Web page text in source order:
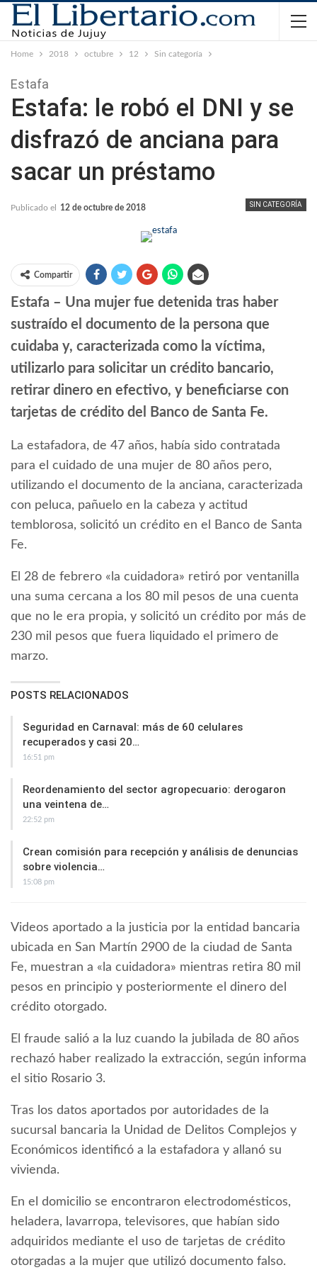
Home 2018 octubre 12 Sin categoría
Estafa
Estafa: le robó el DNI y se
disfrazó de anciana para
sacar un préstamo
SIN CATEGORÍA
Publicado el 12 de octubre de 2018
Compartir
Estafa – Una mujer fue detenida tras haber
sustraído el documento de la persona que
cuidaba y, caracterizada como la víctima,
utilizarlo para solicitar un crédito bancario,
retirar dinero en efectivo, y beneficiarse con
tarjetas de crédito del Banco de Santa Fe.
La estafadora, de 47 años, había sido contratada
para el cuidado de una mujer de 80 años pero,
utilizando el documento de la anciana, caracterizada
con peluca, pañuelo en la cabeza y actitud
temblorosa, solicitó un crédito en el Banco de Santa
Fe.
El 28 de febrero «la cuidadora» retiró por ventanilla
una suma cercana a los 80 mil pesos de una cuenta
que no le era propia, y solicitó un crédito por más de
230 mil pesos que fuera liquidado el primero de
marzo.
POSTS RELACIONADOS
Seguridad en Carnaval: más de 60 celulares
recuperados y casi 20…
16:51 pm
Reordenamiento del sector agropecuario: derogaron
una veintena de…
22:52 pm
Crean comisión para recepción y análisis de denuncias
sobre violencia…
15:08 pm
Videos aportado a la justicia por la entidad bancaria
ubicada en San Martín 2900 de la ciudad de Santa
Fe, muestran a «la cuidadora» mientras retira 80 mil
pesos en principio y posteriormente el dinero del
crédito otorgado.
El fraude salió a la luz cuando la jubilada de 80 años
rechazó haber realizado la extracción, según informa
el sitio Rosario 3.
Tras los datos aportados por autoridades de la
sucursal bancaria la Unidad de Delitos Complejos y
Económicos identificó a la estafadora y allanó su
vivienda.
En el domicilio se encontraron electrodomésticos,
heladera, lavarropa, televisores, que habían sido
adquiridos mediante el uso de tarjetas de crédito
otorgadas a la mujer que utilizó documento falso.